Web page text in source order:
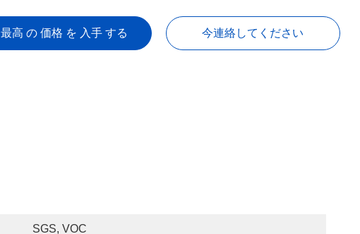
最高 の 価格 を 入手 する 今連絡してください
SGS, VOC